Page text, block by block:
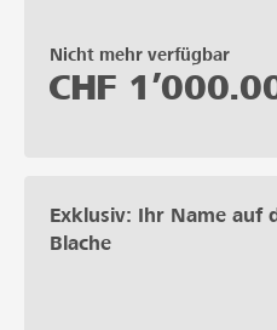
Nicht mehr verfügbar
CHF
Exklusiv: Ihr Name auf
Blache